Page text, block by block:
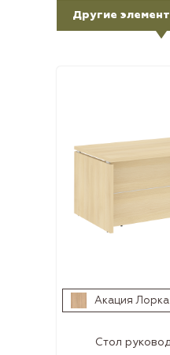
Другие
Акация Лорка
Стол